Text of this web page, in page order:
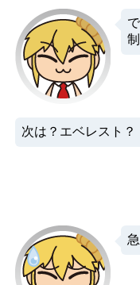
次は？エベレスト？